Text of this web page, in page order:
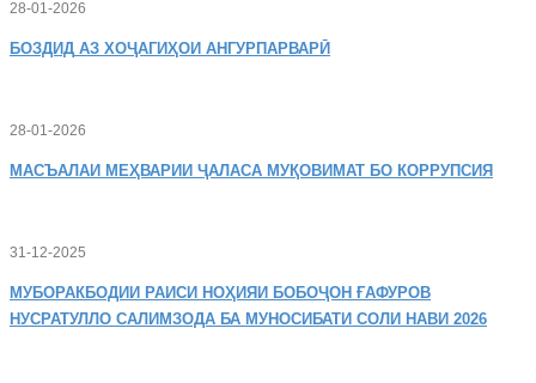
28-01-2026
БОЗДИД АЗ ХОҶАГИҲОИ АНГУРПАРВАРӢ
28-01-2026
МАСЪАЛАИ МЕҲВАРИИ ҶАЛАСА МУҚОВИМАТ БО КОРРУПСИЯ
31-12-2025
МУБОРАКБОДИИ РАИСИ НОҲИЯИ БОБОҶОН ҒАФУРОВ
НУСРАТУЛЛО САЛИМЗОДА БА МУНОСИБАТИ СОЛИ НАВИ 2026